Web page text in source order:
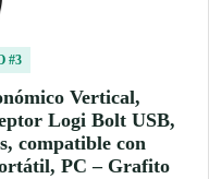
#3
Vertical,
Logi Bolt USB,
compatible con
PC – Grafito